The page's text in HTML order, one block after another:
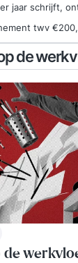
jaar schrijft,
twv
de
de